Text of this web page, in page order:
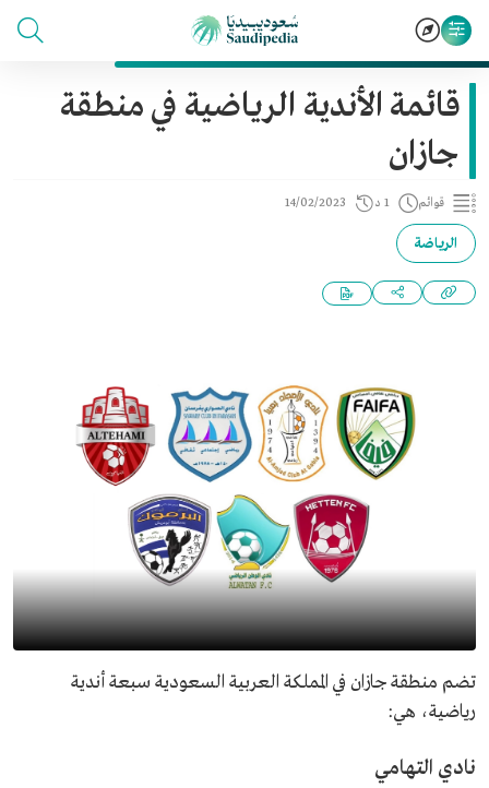
قائمة الأندية الرياضية في منطقة
جازان
قوائم 1 د 14/02/2023
الرياضة
تضم منطقة جازان في المملكة العربية السعودية سبعة أندية
رياضية، هي:
نادي التهامي